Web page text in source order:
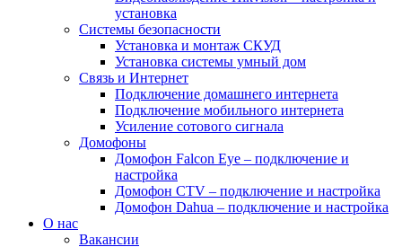
установка
Системы безопасности
Установка и монтаж СКУД
Установка системы умный дом
Связь и Интернет
Подключение домашнего интернета
Подключение мобильного интернета
Усиление сотового сигнала
Домофоны
Домофон Falcon Eye – подключение и
настройка
Домофон CTV – подключение и настройка
Домофон Dahua – подключение и настройка
О нас
Вакансии